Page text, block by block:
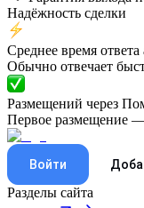
Надёжность сделки
Среднее время
Обычно отвечает
Размещений через
Первое размещение
Войти
Разделы сайта